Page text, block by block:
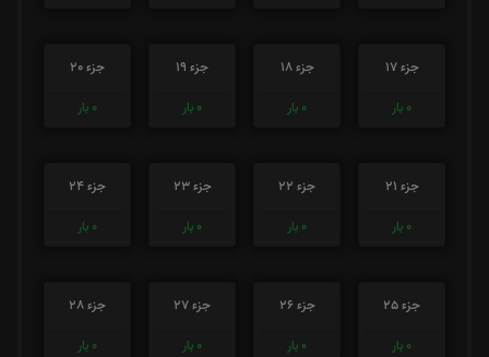
جزء 17
0 بار
جزء 18
0 بار
جزء 19
0 بار
جزء 20
0 بار
جزء 21
0 بار
جزء 22
0 بار
جزء 23
0 بار
جزء 24
0 بار
جزء 25
0 بار
جزء 26
0 بار
جزء 27
0 بار
جزء 28
0 بار